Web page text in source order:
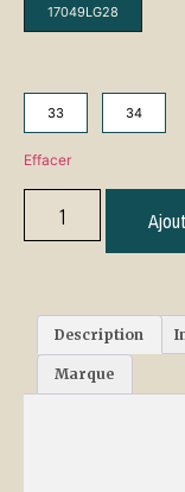
17049LG28
33 34
Effacer
Description
Marque